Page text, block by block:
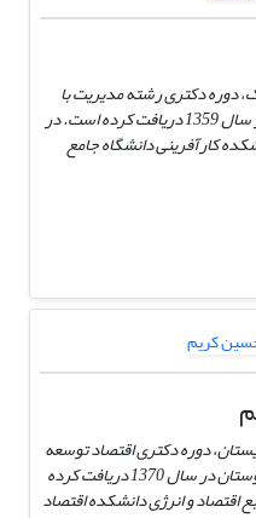
1335 از شهر اراک، دوره دکتری رشته مدیریت با
گرایش سیستم‌ها را از دانشگاه تهران در سال 1359 دریافت کرده است. در
کارآفرینی دانشگاه جامع
کریم متولد 1337 از سیستان، دوره دکتری اقتصاد توسعه
کشاورزی خود را از دانشگاه بنارس هندوستان در سال 1370 دریافت کرده
اقتصاد و انرژی دانشکده اقتصاد